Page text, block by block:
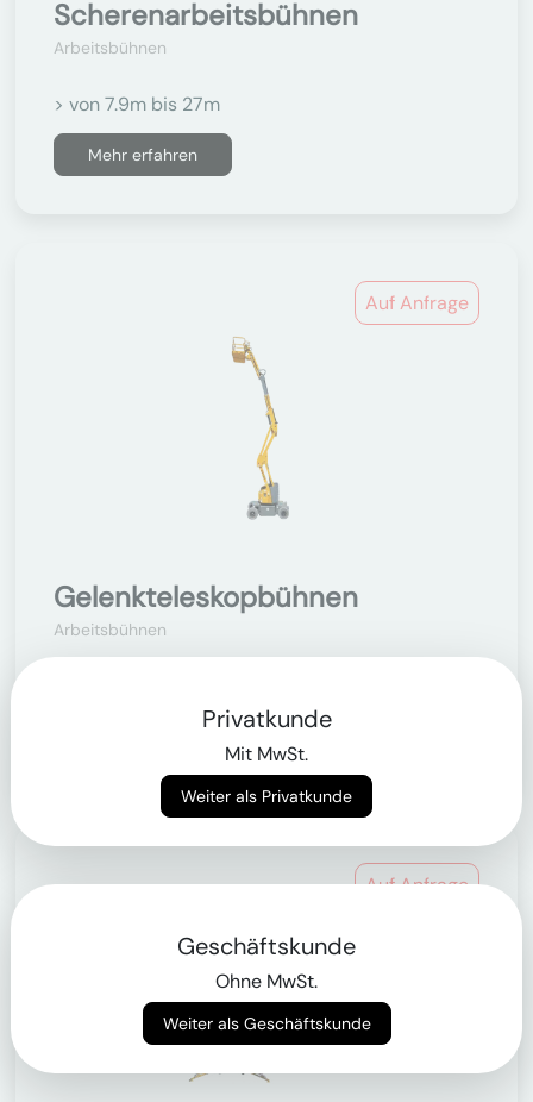
Scherenarbeitsbühnen
Arbeitsbühnen
> von 7.9m bis 27m
Mehr erfahren
Auf Anfrage
Gelenkteleskopbühnen
Arbeitsbühnen
Auf Anfrage
Privatkunde
Mit MwSt.
Weiter als Privatkunde
Geschäftskunde
Ohne MwSt.
Weiter als Geschäftskunde